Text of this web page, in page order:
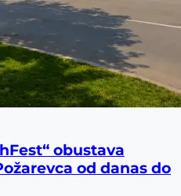
obustava
od danas do